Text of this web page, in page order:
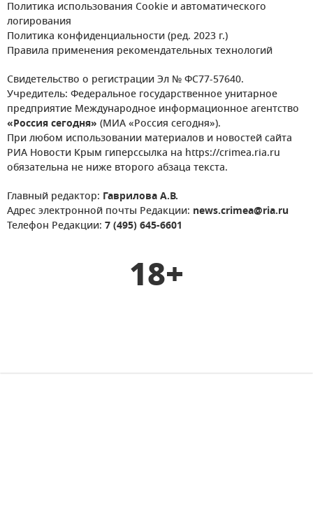
Политика использования Cookie и автоматического
логирования
Политика конфиденциальности (ред. 2023 г.)
Правила применения рекомендательных технологий
Свидетельство о регистрации Эл № ФС77-57640.
Учредитель: Федеральное государственное унитарное
предприятие Международное информационное агентство
«Россия сегодня» (МИА «Россия сегодня»).
При любом использовании материалов и новостей сайта
РИА Новости Крым гиперссылка на https://crimea.ria.ru
обязательна не ниже второго абзаца текста.
Главный редактор: Гаврилова А.В.
Адрес электронной почты Редакции: news.crimea@ria.ru
Телефон Редакции: 7 (495) 645-6601
18+